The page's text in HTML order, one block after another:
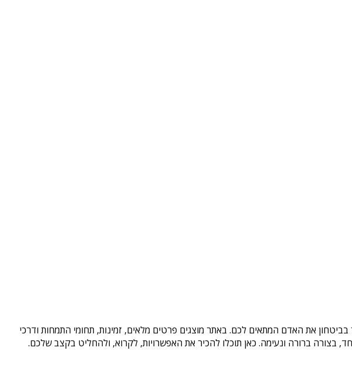
את האדם המתאים לכם. באתר מוצגים פרטים מלאים, זמינות, תחומי התמחות ודרכי
ברורה ונעימה. כאן תוכלו להכיר את האפשרויות, לקרוא, ולהחליט בקצב שלכם.